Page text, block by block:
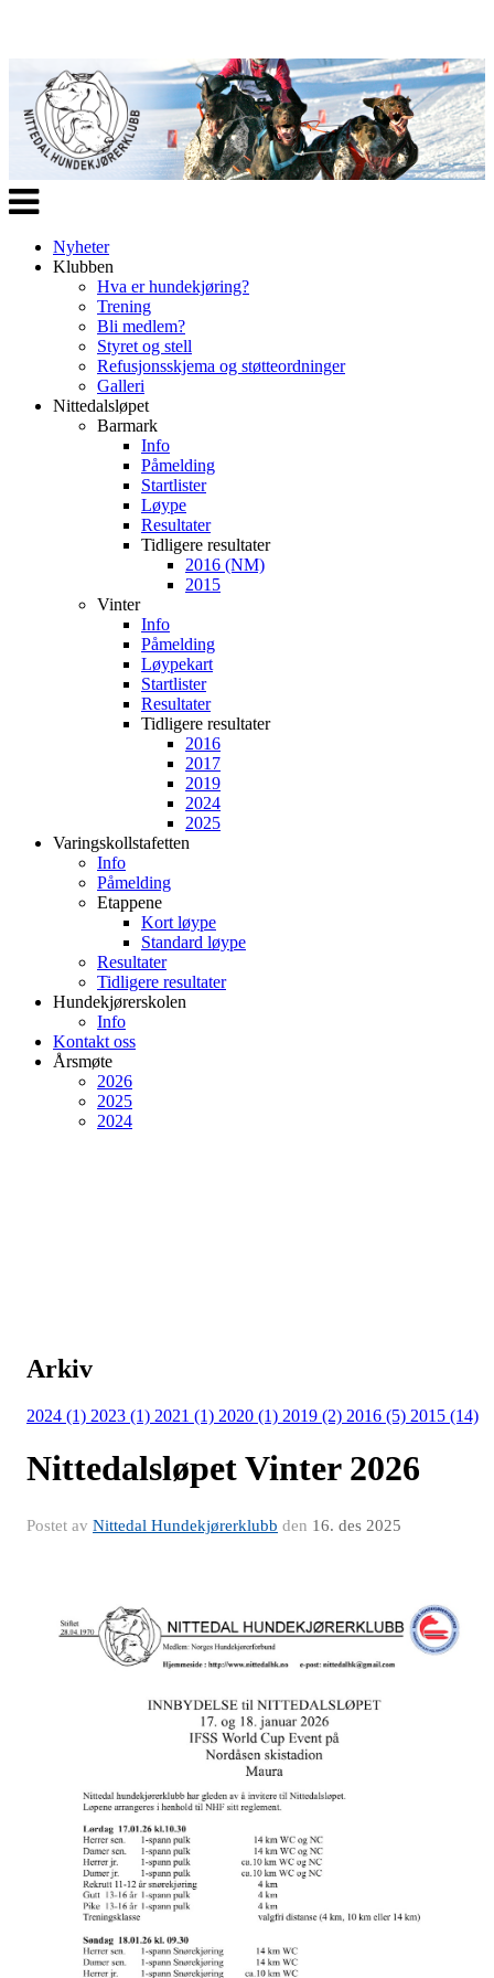
Veksle
navigasjon
Nyheter
Klubben
Hva er hundekjøring?
Trening
Bli medlem?
Styret og stell
Refusjonsskjema og støtteordninger
Galleri
Nittedalsløpet
Barmark
Info
Påmelding
Startlister
Løype
Resultater
Tidligere resultater
2016 (NM)
2015
Vinter
Info
Påmelding
Løypekart
Startlister
Resultater
Tidligere resultater
2016
2017
2019
2024
2025
Varingskollstafetten
Info
Påmelding
Etappene
Kort løype
Standard løype
Resultater
Tidligere resultater
Hundekjørerskolen
Info
Kontakt oss
Årsmøte
2026
2025
2024
Arkiv
2024 (1) 2023 (1) 2021 (1) 2020 (1) 2019 (2) 2016 (5) 2015 (14)
Nittedalsløpet Vinter 2026
Postet av Nittedal Hundekjørerklubb den 16. des 2025